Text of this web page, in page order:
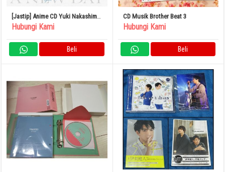
[Jastip] Anime CD Yuki Nakashima
/ A NEW DAY (Edisi Terbatas)
Hubungi Kami
Beli
CD Musik Brother Beat 3
Hubungi Kami
Beli